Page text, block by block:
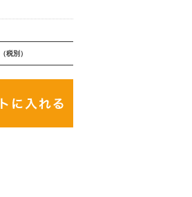
（税別）